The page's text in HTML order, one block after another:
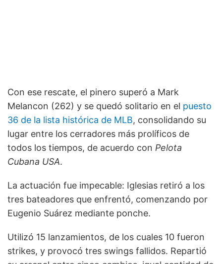
Con ese rescate, el pinero superó a Mark
Melancon (262) y se quedó solitario en el puesto
36 de la lista histórica de MLB, consolidando su
lugar entre los cerradores más prolíficos de
todos los tiempos, de acuerdo con Pelota
Cubana USA.
La actuación fue impecable: Iglesias retiró a los
tres bateadores que enfrentó, comenzando por
Eugenio Suárez mediante ponche.
Utilizó 15 lanzamientos, de los cuales 10 fueron
strikes, y provocó tres swings fallidos. Repartió